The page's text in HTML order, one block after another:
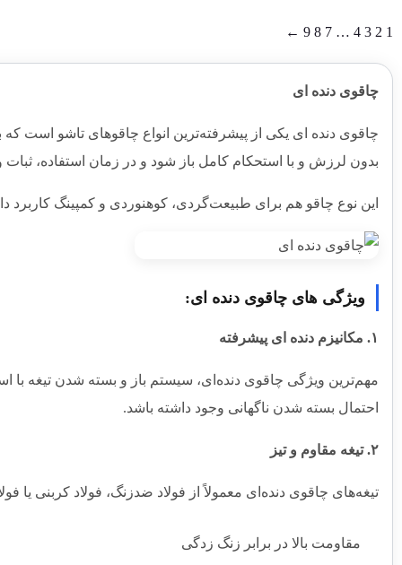
1
2
3
4
…
7
8
9
←
چاقوی دنده‌ ای
چاقوی دنده‌ ای یکی از پیشرفته‌ترین انواع چاقوهای تاشو است
بدون لرزش و با استحکام کامل باز شود و در زمان استفاده، ثبات و
این نوع چاقو هم برای طبیعت‌گردی، کوهنوردی و کمپینگ
ویژگی های چاقوی دنده ای:
۱. مکانیزم دنده‌ ای پیشرفته
مهم‌ترین ویژگی چاقوی دنده‌ای، سیستم باز و بسته شدن تیغه با
احتمال بسته شدن ناگهانی وجود داشته باشد.
۲. تیغه مقاوم و تیز
تیغه‌های چاقوی دنده‌ای معمولاً از فولاد ضدزنگ، فولاد کربنی یا
مقاومت بالا در برابر زنگ زدگی